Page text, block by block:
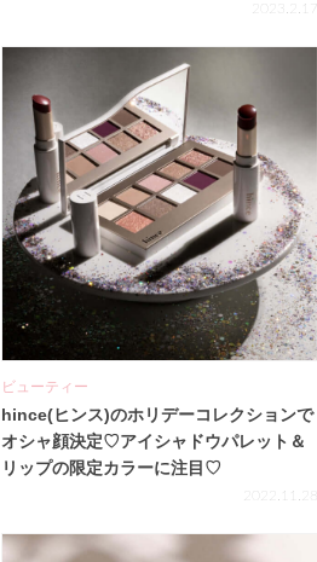
2023.2.17
ビューティー
hince(ヒンス)のホリデーコレクションで
オシャ顔決定♡アイシャドウパレット＆
リップの限定カラーに注目♡
2022.11.28